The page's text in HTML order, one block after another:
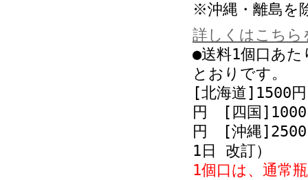
※沖縄・離島を
詳しくはこちら
●送料1個口あ
とおりです。
[北海道]1500
円 [四国
円 [沖縄]2500
1日 改訂）
1個口は、通常